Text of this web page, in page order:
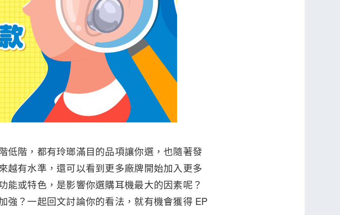
低階，都有玲瑯滿目的品項讓你選，也隨著發
越有水準，還可以看到更多廠牌開始加入更多
能或特色，是影響你選購耳機最大的因素呢？
強？一起回文討論你的看法，就有機會獲得 EP